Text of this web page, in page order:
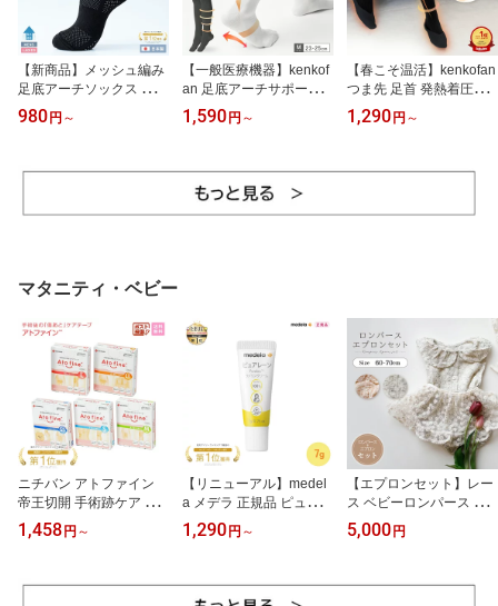
【新商品】メッシュ編み
足底アーチソックス 蒸れ
ない 涼しい 夏用 ショー
ト丈 靴下 メッシュ生地
980 円 ～
【一般医療機器】kenkof
an 足底アーチサポート
着圧ソックス（滑り止め
無し） テーピング機能
23-25cm 弾性ストッキン
1,590 円 ～
【春こそ温活】kenkofan
つま先 足首 発熱着圧ソ
ックス 温かい着圧 ラク
履き ラク脱ぎ 着圧ソッ
1,290 円 ～
マタニティ・ベビー
ニチバン アトファイン
帝王切開 手術跡ケア 傷
あとを目立たなくする 傷
口ケアテープ 低刺激 SS
1,458円 ～
【リニューアル】medel
a メデラ 正規品 ピュアレ
ーン 7g Pure Lan100 天
然成分 ラノリン100% 無
ーム 出産準備 ベビーグ
1,290円 ～
【エプロンセット】レー
ス ベビーロンパース ベ
ビー用 女の子 花柄 レー
ス生地 ナチュラル 60cm
5,000円